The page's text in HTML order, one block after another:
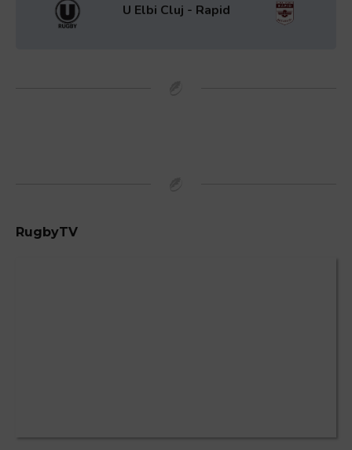
U Elbi Cluj - Rapid
RugbyTV